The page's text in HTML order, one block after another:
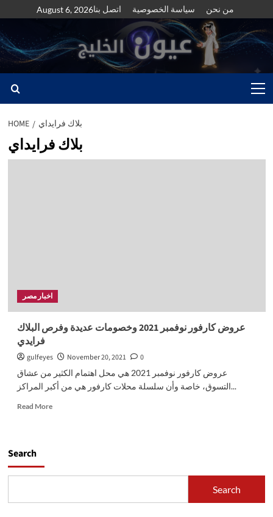
to
content
August 6, 2026اتصل بنا سياسة الخصوصية من نحن
Menu
HOME بلاك فرايداي
بلاك فرايداي
اخبار مصر
عروض كارفور نوفمبر 2021 وخصومات عديدة وفرص البلاك
فرايدي
gulfeyes November 20, 2021
0
عروض كارفور نوفمبر 2021 هي محل اهتمام الكثير من عشاق
التسوق، خاصة وأن سلسلة محلات كارفور هي من أكبر المراكز...
Read MoreRead
2021
Search
Search